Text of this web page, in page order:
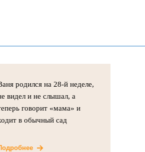
родился на 28-й неделе,
видел и не слышал, а
говорит «мама» и
в обычный сад